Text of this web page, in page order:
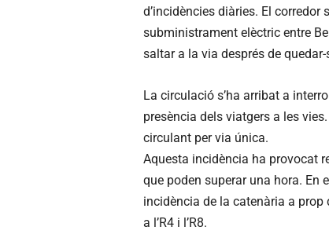
d’incidències diàries. El
subministrament elèctric entre
saltar a la via després de
La circulació s’ha arribat a
presència dels viatgers a les
circulant per via única.
Aquesta incidència ha provocat
que poden superar una hora. En
incidència de la catenària a
a l’R4 i l’R8.